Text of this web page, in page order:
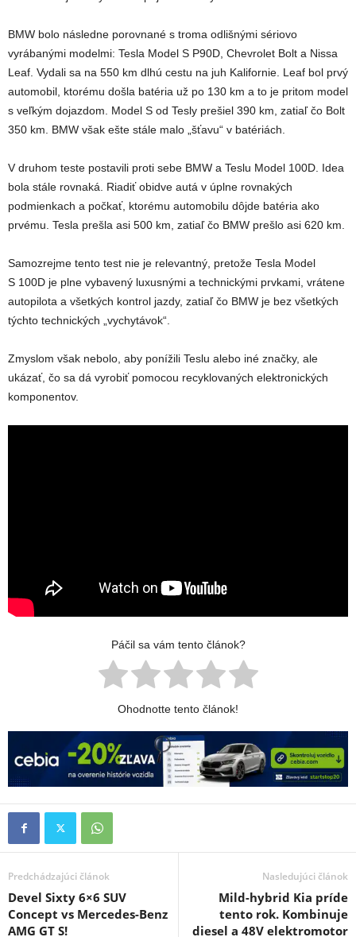
BMW bolo následne porovnané s troma odlišnými sériovo
vyrábanými modelmi: Tesla Model S P90D, Chevrolet Bolt a Nissa
Leaf. Vydali sa na 550 km dlhú cestu na juh Kalifornie. Leaf bol prvý
automobil, ktorému došla batéria už po 130 km a to je pritom model
s veľkým dojazdom. Model S od Tesly prešiel 390 km, zatiaľ čo Bolt
350 km. BMW však ešte stále malo „šťavu“ v batériách.
V druhom teste postavili proti sebe BMW a Teslu Model 100D. Idea
bola stále rovnaká. Riadiť obidve autá v úplne rovnakých
podmienkach a počkať, ktorému automobilu dôjde batéria ako
prvému. Tesla prešla asi 500 km, zatiaľ čo BMW prešlo asi 620 km.
Samozrejme tento test nie je relevantný, pretože Tesla Model
S 100D je plne vybavený luxusnými a technickými prvkami, vrátene
autopilota a všetkých kontrol jazdy, zatiaľ čo BMW je bez všetkých
týchto technických „vychytávok“.
Zmyslom však nebolo, aby ponížili Teslu alebo iné značky, ale
ukázať, čo sa dá vyrobiť pomocou recyklovaných elektronických
komponentov.
Páčil sa vám tento článok?
Ohodnotte tento článok!
Predchádzajúci článok
Devel Sixty 6×6 SUV
Concept vs Mercedes-Benz
AMG GT S!
Nasledujúci článok
Mild-hybrid Kia príde
tento rok. Kombinuje
diesel a 48V elektromotor